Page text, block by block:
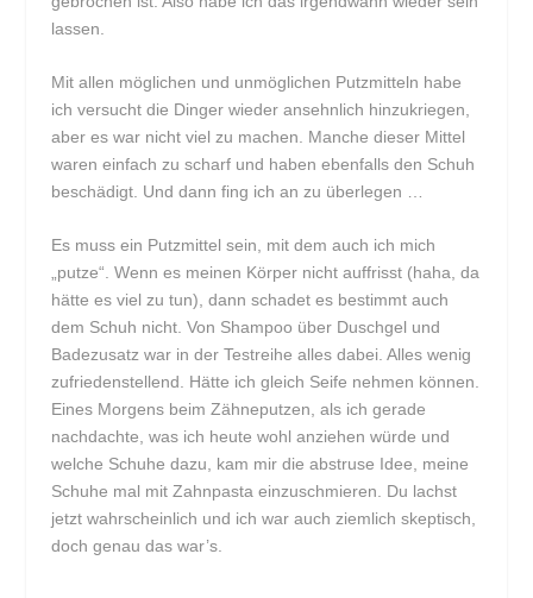
lassen.
Mit allen möglichen und unmöglichen Putzmitteln habe
ich versucht die Dinger wieder ansehnlich hinzukriegen,
aber es war nicht viel zu machen. Manche dieser Mittel
waren einfach zu scharf und haben ebenfalls den Schuh
beschädigt. Und dann fing ich an zu überlegen …
Es muss ein Putzmittel sein, mit dem auch ich mich
„putze“. Wenn es meinen Körper nicht auffrisst (haha, da
hätte es viel zu tun), dann schadet es bestimmt auch
dem Schuh nicht. Von Shampoo über Duschgel und
Badezusatz war in der Testreihe alles dabei. Alles wenig
zufriedenstellend. Hätte ich gleich Seife nehmen können.
Eines Morgens beim Zähneputzen, als ich gerade
nachdachte, was ich heute wohl anziehen würde und
welche Schuhe dazu, kam mir die abstruse Idee, meine
Schuhe mal mit Zahnpasta einzuschmieren. Du lachst
jetzt wahrscheinlich und ich war auch ziemlich skeptisch,
doch genau das war’s.